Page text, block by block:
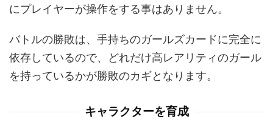
にプレイヤーが操作をする事はありません。
バトルの勝敗は、手持ちのガールズカードに完全に
依存しているので、どれだけ高レアリティのガール
を持っているかが勝敗のカギとなります。
キャラクターを育成